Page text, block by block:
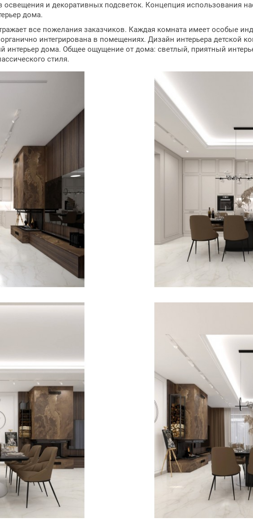
освещения и декоративных подсветок. Концепция использования
дома.
все пожелания заказчиков. Каждая комната имеет особые
интегрирована в помещениях. Дизайн интерьера детской
интерьер дома. Общее ощущение от дома: светлый, приятный
стиля.